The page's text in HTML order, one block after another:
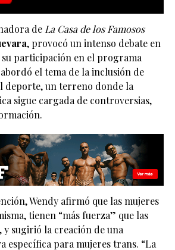
de La Casa de los Famosos
, provocó un intenso debate en
su participación en el programa
el tema de la inclusión de
deporte, un terreno donde la
sigue cargada de controversias,
Wendy afirmó que las mujeres
tienen “más fuerza” que las
y sugirió la creación de una
específica para mujeres trans. “La